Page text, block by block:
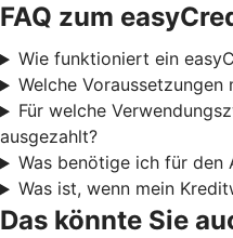
FAQ zum
Wie funktioniert ein
Welche Voraussetzungen
Für welche
ausgezahlt?
Was benötige ich für den
Was ist, wenn mein
Das könnte Sie